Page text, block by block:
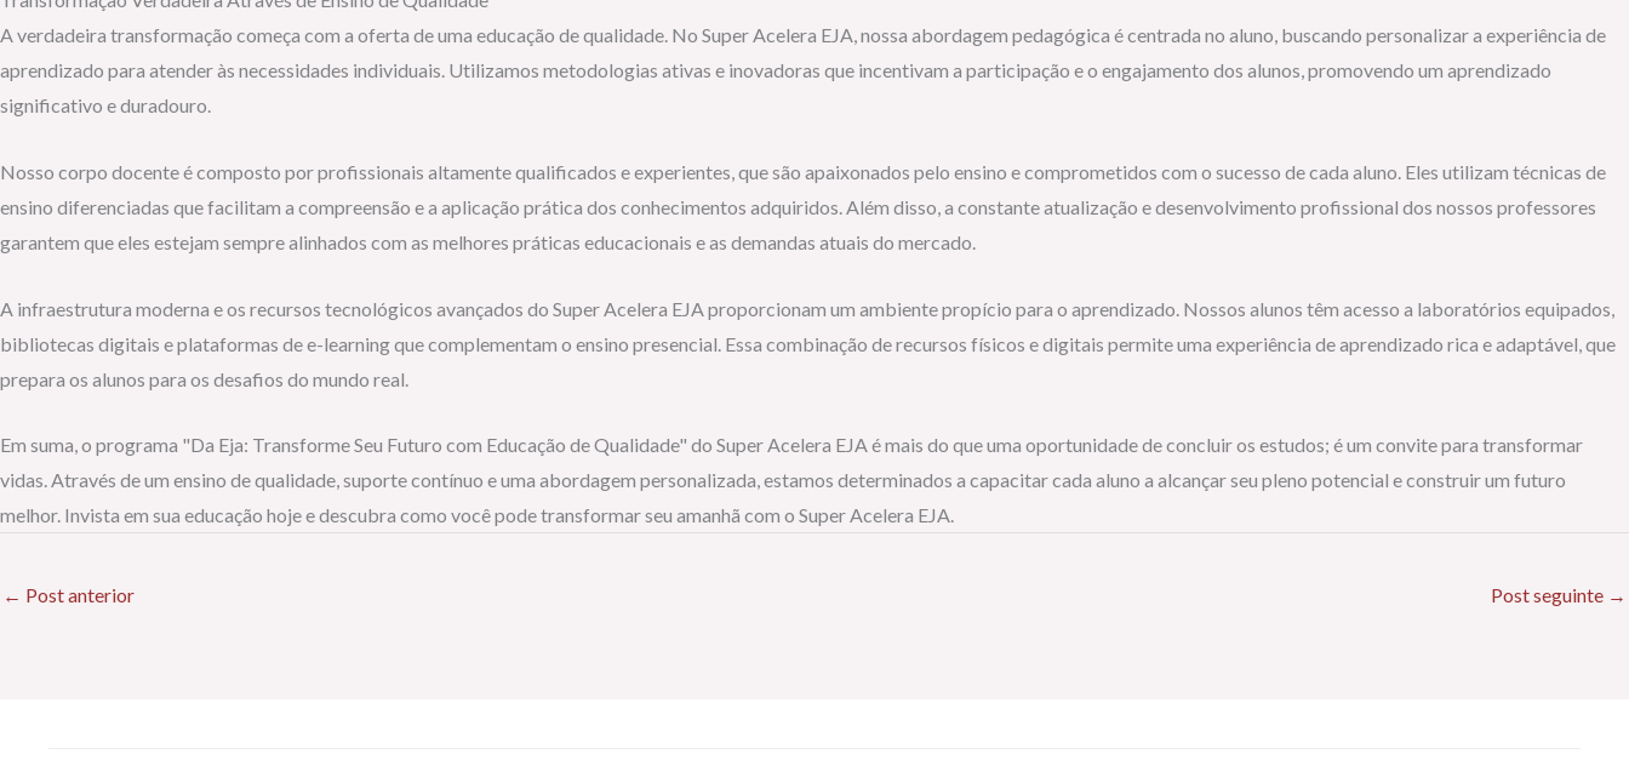
A verdadeira transformação começa com a oferta de uma educação de qualidade. No Super Acelera EJA, nossa abordagem pedagógica é centrada no aluno, buscando personalizar a experiência de
aprendizado para atender às necessidades individuais. Utilizamos metodologias ativas e inovadoras que incentivam a participação e o engajamento dos alunos, promovendo um aprendizado
significativo e duradouro.
Nosso corpo docente é composto por profissionais altamente qualificados e experientes, que são apaixonados pelo ensino e comprometidos com o sucesso de cada aluno. Eles utilizam técnicas de
ensino diferenciadas que facilitam a compreensão e a aplicação prática dos conhecimentos adquiridos. Além disso, a constante atualização e desenvolvimento profissional dos nossos professores
garantem que eles estejam sempre alinhados com as melhores práticas educacionais e as demandas atuais do mercado.
A infraestrutura moderna e os recursos tecnológicos avançados do Super Acelera EJA proporcionam um ambiente propício para o aprendizado. Nossos alunos têm acesso a laboratórios equipados,
bibliotecas digitais e plataformas de e-learning que complementam o ensino presencial. Essa combinação de recursos físicos e digitais permite uma experiência de aprendizado rica e adaptável, que
prepara os alunos para os desafios do mundo real.
Em suma, o programa "Da Eja: Transforme Seu Futuro com Educação de Qualidade" do Super Acelera EJA é mais do que uma oportunidade de concluir os estudos; é um convite para transformar
vidas. Através de um ensino de qualidade, suporte contínuo e uma abordagem personalizada, estamos determinados a capacitar cada aluno a alcançar seu pleno potencial e construir um futuro
melhor. Invista em sua educação hoje e descubra como você pode transformar seu amanhã com o Super Acelera EJA.
← Post anterior Post seguinte →